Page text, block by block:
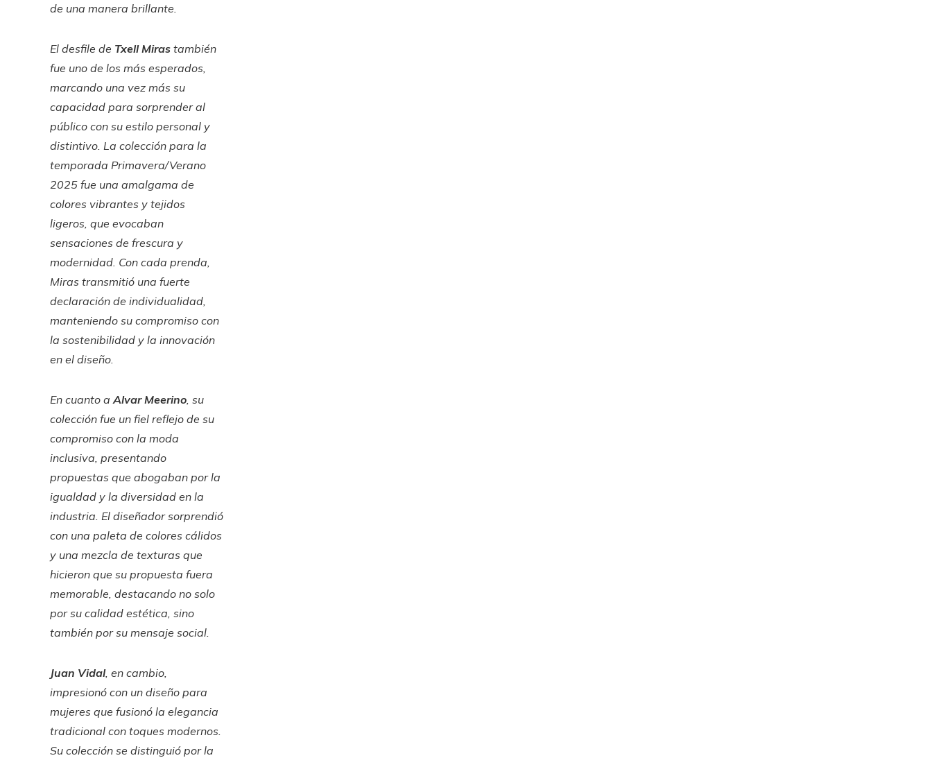
de una manera brillante.
El desfile de Txell Miras también
fue uno de los más esperados,
marcando una vez más su
capacidad para sorprender al
público con su estilo personal y
distintivo. La colección para la
temporada Primavera/Verano
2025 fue una amalgama de
colores vibrantes y tejidos
ligeros, que evocaban
sensaciones de frescura y
modernidad. Con cada prenda,
Miras transmitió una fuerte
declaración de individualidad,
manteniendo su compromiso con
la sostenibilidad y la innovación
en el diseño.
En cuanto a Alvar Meerino , su
colección fue un fiel reflejo de su
compromiso con la moda
inclusiva, presentando
propuestas que abogaban por la
igualdad y la diversidad en la
industria. El diseñador sorprendió
con una paleta de colores cálidos
y una mezcla de texturas que
hicieron que su propuesta fuera
memorable, destacando no solo
por su calidad estética, sino
también por su mensaje social.
Juan Vidal, en cambio,
impresionó con un diseño para
mujeres que fusionó la elegancia
tradicional con toques modernos.
Su colección se distinguió por la